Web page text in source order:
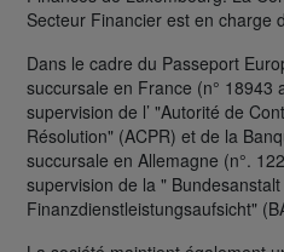
Secteur Financier est en charge
Dans le cadre du Passeport
succursale en France (n° 18943
supervision de l’ "Autorité de
Résolution" (ACPR) et de la
succursale en Allemagne (n°.
supervision de la "
Finanzdienstleistungsaufsicht"